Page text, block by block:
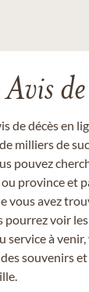
de
de décès en
milliers de
pouvez
province et
vous avez
pourrez voir
service à
souvenirs